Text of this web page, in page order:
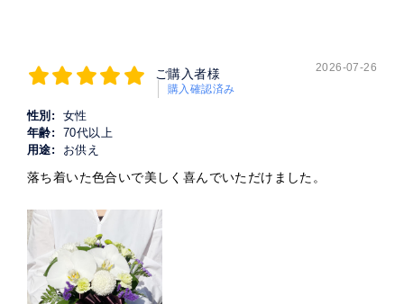
ご購入者様
購入確認済み
2026-07-26
性別:
女性
年齢:
70代以上
用途:
お供え
落ち着いた色合いで美しく喜んでいただけました。